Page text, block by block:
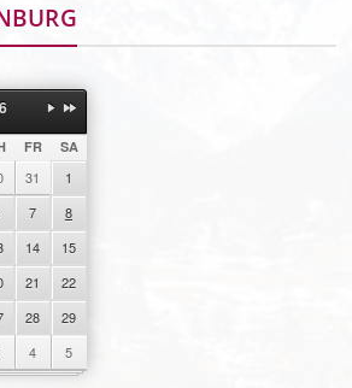
FR SA
31
1
7
8
14
15
21
22
28
29
4 5